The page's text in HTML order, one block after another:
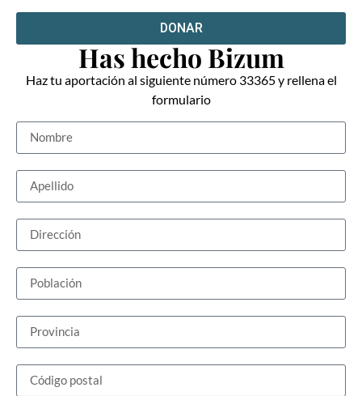
DONAR
Has hecho Bizum
Haz tu aportación al siguiente número 33365 y rellena el
formulario